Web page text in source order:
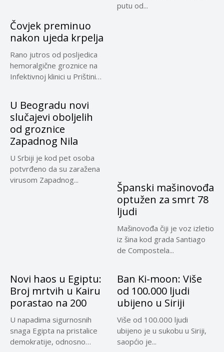
Čovjek preminuo
nakon ujeda krpelja
Rano jutros od posljedica
hemoralgične groznice na
Infektivnoj klinici u Prištini
putu od...
U Beogradu novi
slučajevi oboljelih
od groznice
Zapadnog Nila
U Srbiji je kod pet osoba
potvrđeno da su zaražena
virusom Zapadnog...
Španski mašinovođa
optužen za smrt 78
ljudi
Mašinovođa čiji je voz izletio
iz šina kod grada Santiago
de Compostela...
Novi haos u Egiptu:
Broj mrtvih u Kairu
porastao na 200
U napadima sigurnosnih
snaga Egipta na pristalice
demokratije, odnosno
Ban Ki-moon: Više
od 100.000 ljudi
ubijeno u Siriji
Više od 100.000 ljudi
ubijeno je u sukobu u Siriji,
saopćio je...